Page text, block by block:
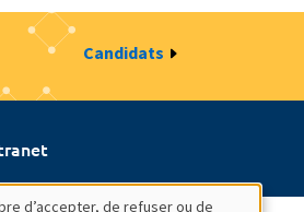
Candidats
d’accepter, de refuser ou de